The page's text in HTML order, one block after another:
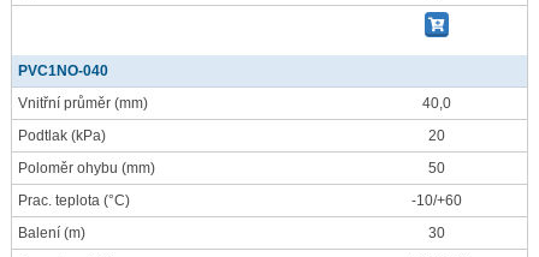
PVC1NO-040
Vnitřní průměr (mm)
40,0
Podtlak (kPa)
20
Poloměr ohybu (mm)
50
Prac. teplota (°C)
-10/+60
Balení (m)
30